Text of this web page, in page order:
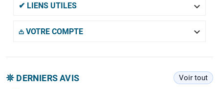
✔ LIENS UTILES 
𖡌 VOTRE COMPTE 
𖤓 DERNIERS AVIS Voir tout